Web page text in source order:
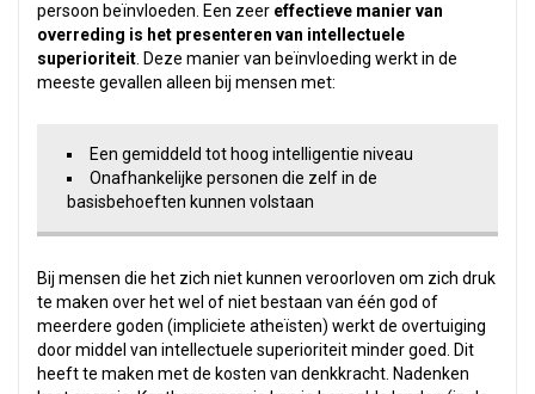
persoon beïnvloeden. Een zeer effectieve manier van
overreding is het presenteren van intellectuele
superioriteit . Deze manier van beïnvloeding werkt in de
meeste gevallen alleen bij mensen met:
Een gemiddeld tot hoog intelligentie niveau
Onafhankelijke personen die zelf in de
basisbehoeften kunnen volstaan
Bij mensen die het zich niet kunnen veroorloven om zich druk
te maken over het wel of niet bestaan van één god of
meerdere goden (impliciete atheïsten) werkt de overtuiging
door middel van intellectuele superioriteit minder goed. Dit
heeft te maken met de kosten van denkkracht. Nadenken